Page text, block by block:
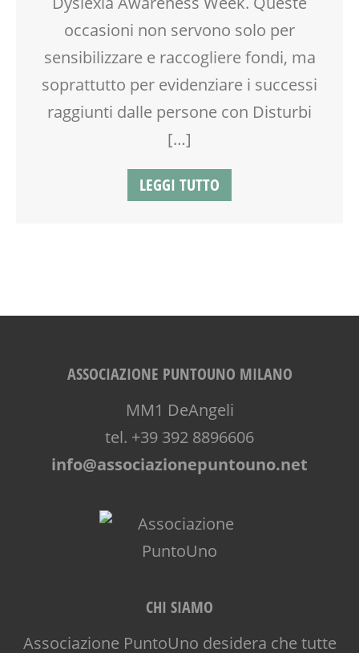
occasioni non servono solo per
sensibilizzare e raccogliere fondi, ma
soprattutto per evidenziare i successi
raggiunti dalle persone con Disturbi
[…]
LEGGI TUTTO
ASSOCIAZIONE PUNTOUNO MILANO
MM1 DeAngeli
tel. +39 392 8896606
info@associazionepuntouno.net
CHI SIAMO
Associazione PuntoUno desidera che tutte